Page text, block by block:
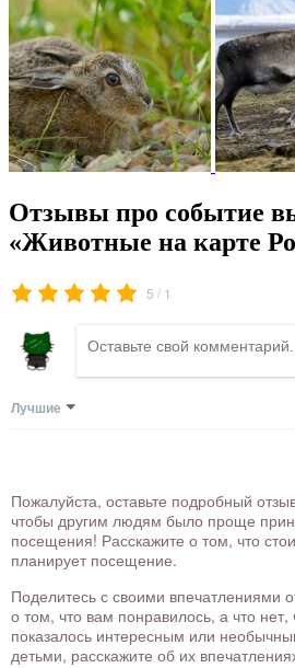
Отзывы про событие
«Животные на карте
5 / 1
Лучшие
Пожалуйста, оставьте подробный
чтобы другим людям было проще
посещения! Расскажите о том, что
планирует посещение.
Поделитесь с своими впечатлениями
о том, что вам понравилось, а что нет,
показалось интересным или
детьми, расскажите об их